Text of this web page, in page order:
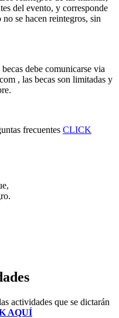
del evento, y corresponde
se hacen reintegros, sin
debe comunicarse via
, las becas son limitadas y
frecuentes CLICK
actividades que se dictarán
AQUÍ